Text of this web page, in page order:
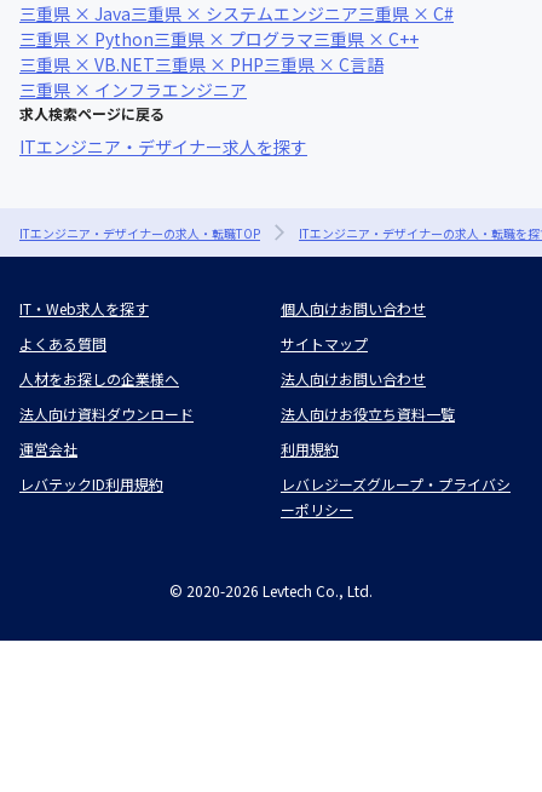
三重県 × Java三重県 × システムエンジニア三重県 × C#
三重県 × Python三重県 × プログラマ三重県 × C++
三重県 × VB.NET三重県 × PHP三重県 × C言語
三重県 × インフラエンジニア
求人検索ページに戻る
ITエンジニア・デザイナー求人を探す
ITエンジニア・デザイナーの求人・転職TOP ITエンジニア・デザイナーの求人・転職を
IT・Web求人を探す
個人向けお問い合わせ
よくある質問
サイトマップ
人材をお探しの企業様へ
法人向けお問い合わせ
法人向け資料ダウンロード
法人向けお役立ち資料一覧
運営会社
利用規約
レバテックID利用規約
レバレジーズグループ・プライバシ
ーポリシー
© 2020-2026 Levtech Co., Ltd.